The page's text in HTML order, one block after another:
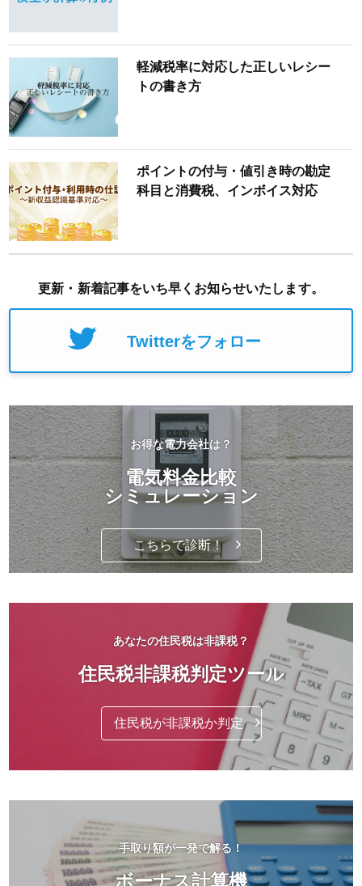
軽減税率に対応した正しいレシー
トの書き方
ポイントの付与・値引き時の勘定
科目と消費税、インボイス対応
更新・新着記事をいち早くお知らせいたします。
Twitterをフォロー
お得な電力会社は？
電気料金比較
シミュレーション
こちらで診断！
あなたの住民税は非課税？
住民税非課税判定ツール
住民税が非課税か判定
手取り額が一発で解る！
ボーナス計算機